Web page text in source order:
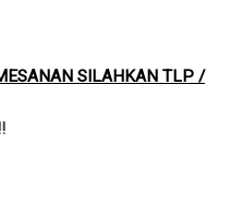
SILAHKAN TLP /